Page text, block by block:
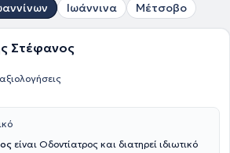
Ιωάννινα Μέτσοβο
Στέφανος
είναι Οδοντίατρος και διατηρεί ιδιωτικό